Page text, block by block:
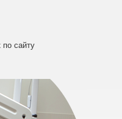
по сайту